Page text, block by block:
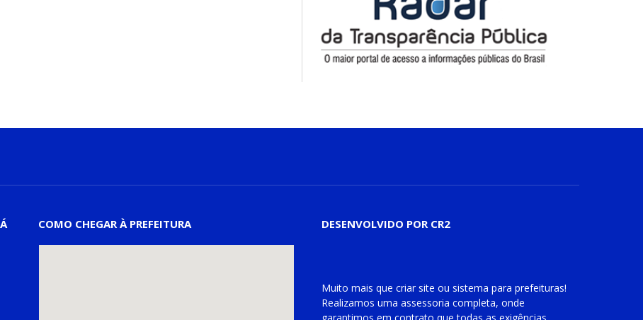
COMO CHEGAR À PREFEITURA DESENVOLVIDO POR CR2
Muito mais que criar site ou sistema para prefeituras!
Realizamos uma assessoria completa, onde